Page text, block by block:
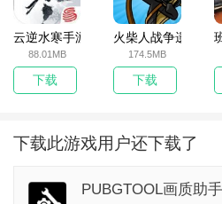
云逆水寒手游
88.01MB
下载
火柴人战争遗产无
174.5MB
下载
下载此游戏用户还下载了
PUBGTOOL画质助